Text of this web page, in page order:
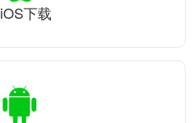
iOS下载